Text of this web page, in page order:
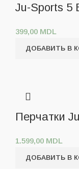
Ju-Sports 5
399,00 MDL
ДОБАВИТЬ В
Перчатки
1.599,00 MDL
ДОБАВИТЬ В